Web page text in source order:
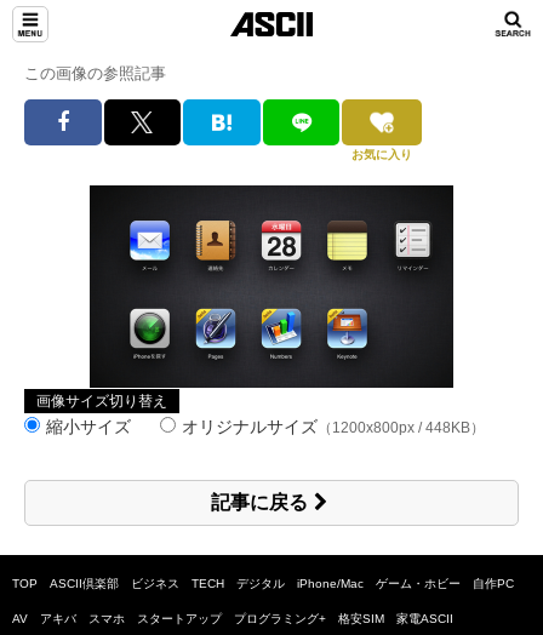
この画像の参照記事
お気に入り
画像サイズ切り替え
縮小サイズ オリジナルサイズ （1200x800px / 448KB）
記事に戻る
TOP ASCII倶楽部 ビジネス TECH デジタル iPhone/Mac ゲーム・ホビー 自作PC
AV アキバ スマホ スタートアップ プログラミング+ 格安SIM 家電ASCII